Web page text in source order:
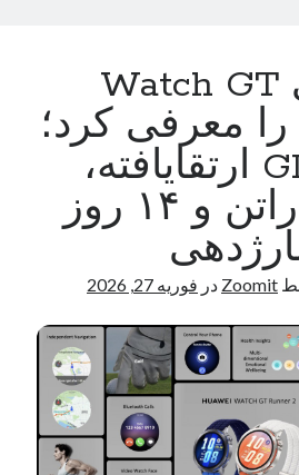
بازی
Knights
برداشته
شد
هواوی Watch GT
Runner 2 را معرفی کرد؛
آنتن GPS ارتقایافته،
حالت ماراتن و ۱۴ روز
Zoomit در فوریه 27, 2026